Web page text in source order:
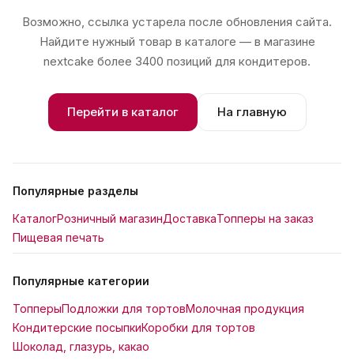
Возможно, ссылка устарела после обновления сайта.
Найдите нужный товар в каталоге — в магазине
nextcake более 3400 позиций для кондитеров.
Перейти в каталог На главную
Популярные разделы
КаталогРозничный магазинДоставкаТопперы на заказ
Пищевая печать
Популярные категории
ТопперыПодложки для тортовМолочная продукция
Кондитерские посыпкиКоробки для тортов
Шоколад, глазурь, какао